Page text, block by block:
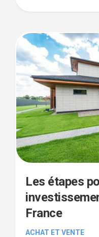
Les étapes
France
ACHAT ET VENTE